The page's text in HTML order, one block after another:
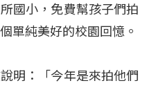
國小，免費幫孩子們拍
單純美好的校園回憶。
明：「今年是來拍他們